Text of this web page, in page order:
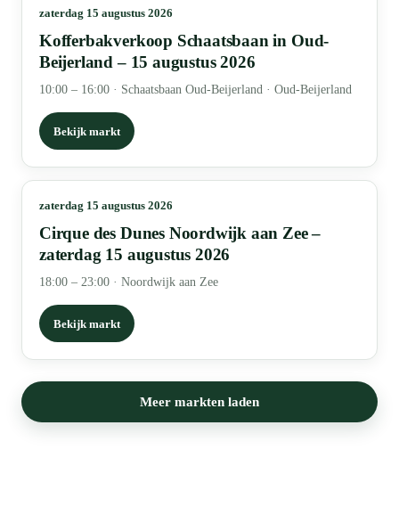
zaterdag 15 augustus 2026
Kofferbakverkoop Schaatsbaan in Oud-
Beijerland – 15 augustus 2026
10:00 – 16:00 · Schaatsbaan Oud-Beijerland · Oud-Beijerland
Bekijk markt
zaterdag 15 augustus 2026
Cirque des Dunes Noordwijk aan Zee –
zaterdag 15 augustus 2026
18:00 – 23:00 · Noordwijk aan Zee
Bekijk markt
Meer markten laden